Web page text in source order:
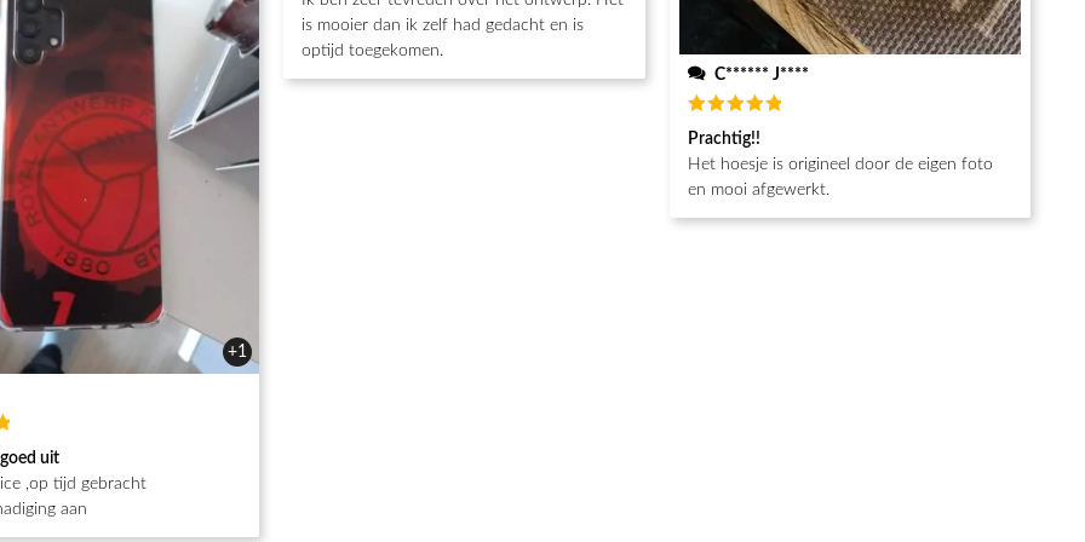
+1
uit
,op tijd gebracht
aan
5van de 5
is mooier dan ik zelf had gedacht en is
optijd toegekomen.
C****** J****
Beoordeeld
5 van de 5
Prachtig!!
Het hoesje is origineel door de eigen foto
en mooi afgewerkt.